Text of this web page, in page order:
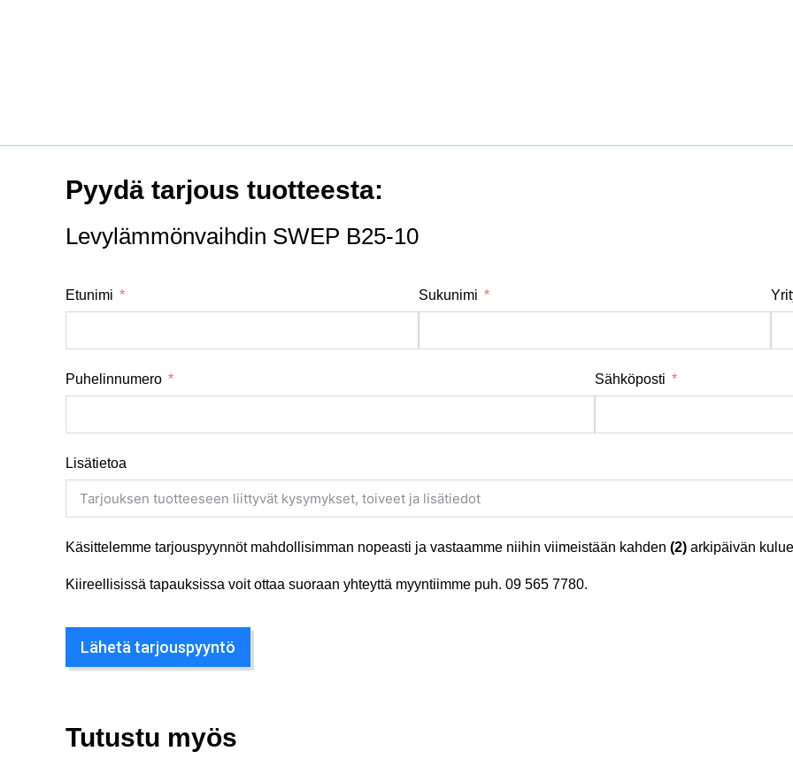
Pyydä tarjous tuotteesta:
Levylämmönvaihdin SWEP B25-10
Etunimi Sukunimi
Puhelinnumero Sähköposti
Lisätietoa
Käsittelemme tarjouspyynnöt mahdollisimman nopeasti ja vastaamme niihin viimeistään kahden (2) arkipäivän
Kiireellisissä tapauksissa voit ottaa suoraan yhteyttä myyntiimme puh. 09 565 7780.
Lähetä tarjouspyyntö
Tutustu myös